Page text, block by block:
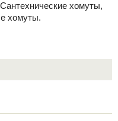
хомуты,
хомуты.